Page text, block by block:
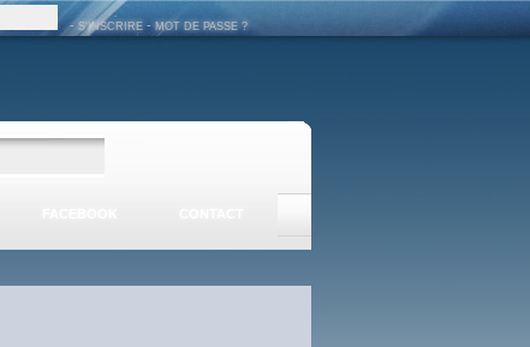
-S'INSCRIRE -MOT DE PASSE ?